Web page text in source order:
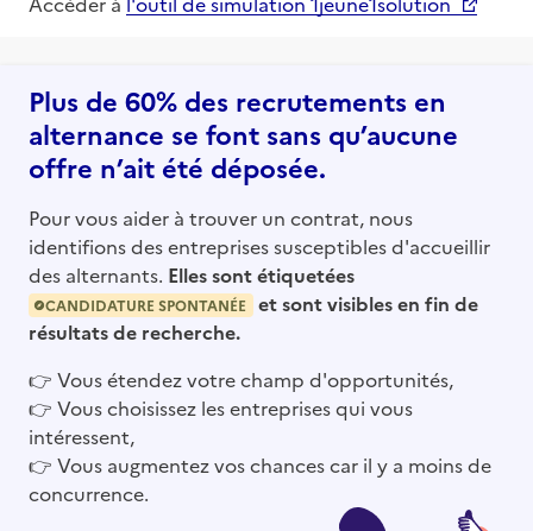
Plus de 60% des recrutements en
alternance se font sans qu’aucune
offre n’ait été déposée.
Pour vous aider à trouver un contrat, nous
identifions des entreprises susceptibles d'accueillir
des alternants. Elles sont étiquetées
CANDIDATURE SPONTANÉE
et sont visibles en fin de
résultats de recherche.
👉 Vous étendez votre champ d'opportunités,
👉 Vous choisissez les entreprises qui vous
intéressent,
👉 Vous augmentez vos chances car il y a moins de
concurrence.